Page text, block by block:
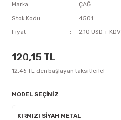
Marka
ÇAĞ
Stok Kodu
4501
Fiyat
2,10 USD + KDV
120,15 TL
12,46 TL den başlayan taksitlerle!
MODEL SEÇİNİZ